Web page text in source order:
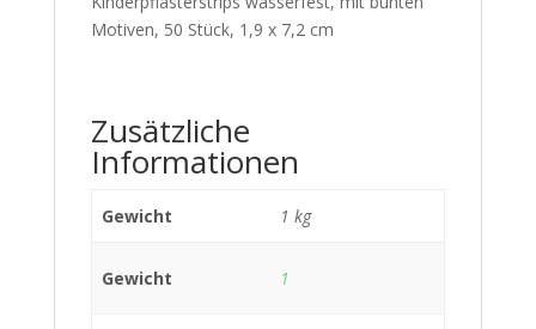
Motiven, 50 Stück, 1,9 x 7,2 cm
Zusätzliche
Informationen
Gewicht 1 kg
Gewicht 1